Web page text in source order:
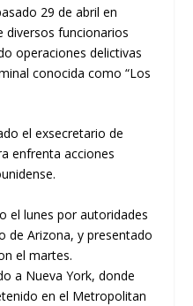
29 de abril en
diversos funcionarios
operaciones delictivas
conocida como “Los
el exsecretario de
enfrenta acciones
el lunes por autoridades
de Arizona, y presentado
el martes.
a Nueva York, donde
en el Metropolitan